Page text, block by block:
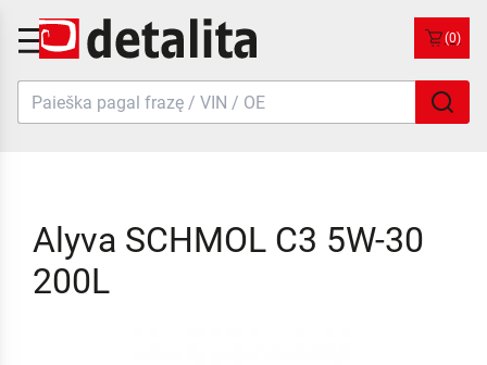
(0)
Alyva SCHMOL C3 5W-30
200L